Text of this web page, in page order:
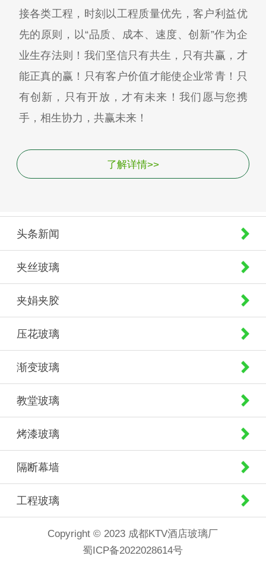
接各类工程，时刻以工程质量优先，客户利益优
先的原则，以“品质、成本、速度、创新”作为企
业生存法则！我们坚信只有共生，只有共赢，才
能正真的赢！只有客户价值才能使企业常青！只
有创新，只有开放，才有未来！我们愿与您携
手，相生协力，共赢未来！
了解详情>>
头条新闻
夹丝玻璃
夹娟夹胶
压花玻璃
渐变玻璃
教堂玻璃
烤漆玻璃
隔断幕墙
工程玻璃
Copyright © 2023 成都KTV酒店玻璃厂
蜀ICP备2022028614号